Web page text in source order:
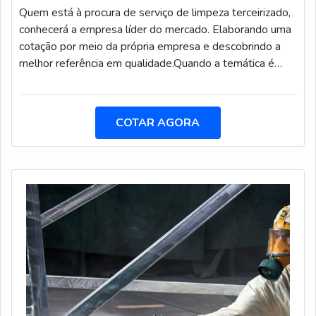
Quem está à procura de serviço de limpeza terceirizado,
conhecerá a empresa líder do mercado. Elaborando uma
cotação por meio da própria empresa e descobrindo a
melhor referência em qualidade.Quando a temática é
T & A Transportes o cliente poderá contar assertividade
com comprometimento com o resultado dos clientes.UM
POUCO MAIS SOBRE SERVIÇO DE LIMPEZA
TERCEIRIZADOA T & A Transportes foca seus recursos
em criar aos parceiros uma estrutura com escritório de
alta qualidade onde são realizadas as atividades e sala
de treinamento com materiais sofisticados, tudo isso
para que se tenha serviço de limpeza terceirizado com
precisão.Há muitas maneiras eficientes de uma empresa
demonstrar competência, excelência e destaque em sua
área de atuação. A T & A Transportes se mostra
referência por ter: Melhores soluções para consultoria e
prestação serviços na rotina de manutenção; Foco nos
COTAR AGORA